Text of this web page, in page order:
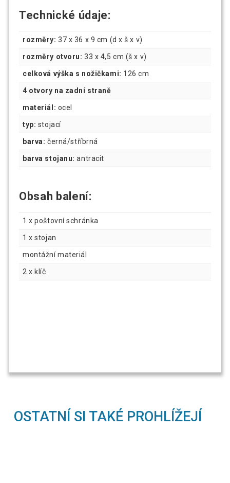
Technické údaje:
rozměry: 37 x 36 x 9 cm (d x š x v)
rozměry otvoru: 33 x 4,5 cm (š x v)
celková výška s nožičkami: 126 cm
4 otvory na zadní straně
materiál: ocel
typ: stojací
barva: černá/stříbrná
barva stojanu: antracit
Obsah balení:
1 x poštovní schránka
1 x stojan
montážní materiál
2 x klíč
OSTATNÍ SI TAKÉ PROHLÍŽEJÍ